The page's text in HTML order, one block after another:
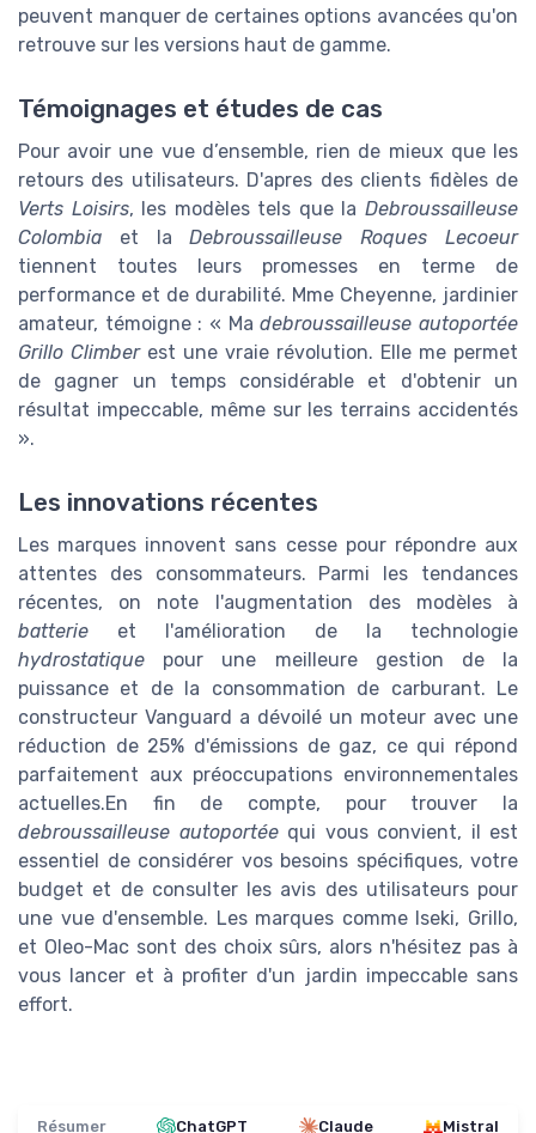
peuvent manquer de certaines options avancées qu'on
retrouve sur les versions haut de gamme.
Témoignages et études de cas
Pour avoir une vue d’ensemble, rien de mieux que les
retours des utilisateurs. D'apres des clients fidèles de
Verts Loisirs, les modèles tels que laDebroussailleuse
Colombia et laDebroussailleuse Roques Lecoeur
tiennent toutes leurs promesses en terme de
performance et de durabilité. Mme Cheyenne, jardinier
amateur, témoigne : « Madebroussailleuse autoportée
Grillo Climberest une vraie révolution. Elle me permet
de gagner un temps considérable et d'obtenir un
résultat impeccable, même sur les terrains accidentés
».
Les innovations récentes
Les marques innovent sans cesse pour répondre aux
attentes des consommateurs. Parmi les tendances
récentes, on note l'augmentation des modèles à
batterie et l'amélioration de la technologie
hydrostatique pour une meilleure gestion de la
puissance et de la consommation de carburant. Le
constructeur Vanguard a dévoilé un moteur avec une
réduction de 25% d'émissions de gaz, ce qui répond
parfaitement aux préoccupations environnementales
actuelles.En fin de compte, pour trouver la
debroussailleuse autoportéequi vous convient, il est
essentiel de considérer vos besoins spécifiques, votre
budget et de consulter les avis des utilisateurs pour
une vue d'ensemble. Les marques comme Iseki, Grillo,
et Oleo-Mac sont des choix sûrs, alors n'hésitez pas à
vous lancer et à profiter d'un jardin impeccable sans
effort.
Résumer ChatGPT Claude Mistral